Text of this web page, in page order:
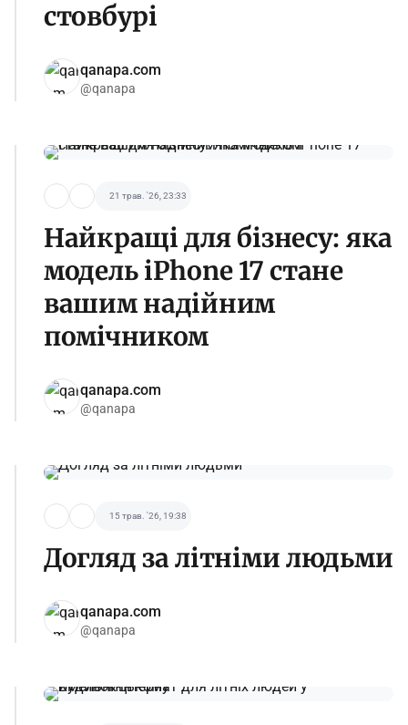
стовбурі
qanapa.com
@qanapa
21 трав. '26, 23:33
Найкращі для бізнесу: яка
модель iPhone 17 стане
вашим надійним
помічником
qanapa.com
@qanapa
15 трав. '26, 19:38
Догляд за літніми людьми
qanapa.com
@qanapa